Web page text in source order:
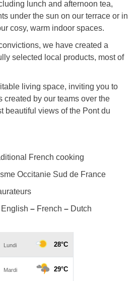
lunch and afternoon tea,
under the sun on our terrace or in
cosy, warm indoor spaces.
we have created a
selected local products, most of
living space, inviting you to
created by our teams over the
beautiful views of the Pont du
French cooking
Occitanie Sud de France
English – French – Dutch